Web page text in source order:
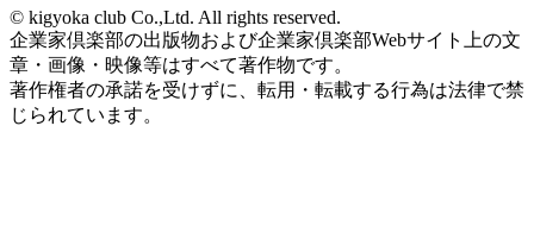
© kigyoka club Co.,Ltd. All rights reserved.
企業家倶楽部の出版物および企業家倶楽部Webサイト上の文
章・画像・映像等はすべて著作物です。
著作権者の承諾を受けずに、転用・転載する行為は法律で禁
じられています。